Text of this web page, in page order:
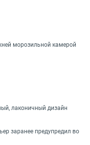
морозильной камерой
лаконичный дизайн
заранее предупредил во